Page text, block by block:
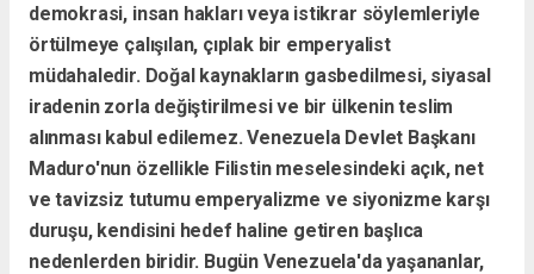
demokrasi, insan hakları veya istikrar söylemleriyle
örtülmeye çalışılan, çıplak bir emperyalist
müdahaledir. Doğal kaynakların gasbedilmesi, siyasal
iradenin zorla değiştirilmesi ve bir ülkenin teslim
alınması kabul edilemez. Venezuela Devlet Başkanı
Maduro'nun özellikle Filistin meselesindeki açık, net
ve tavizsiz tutumu emperyalizme ve siyonizme karşı
duruşu, kendisini hedef haline getiren başlıca
nedenlerden biridir. Bugün Venezuela'da yaşananlar,